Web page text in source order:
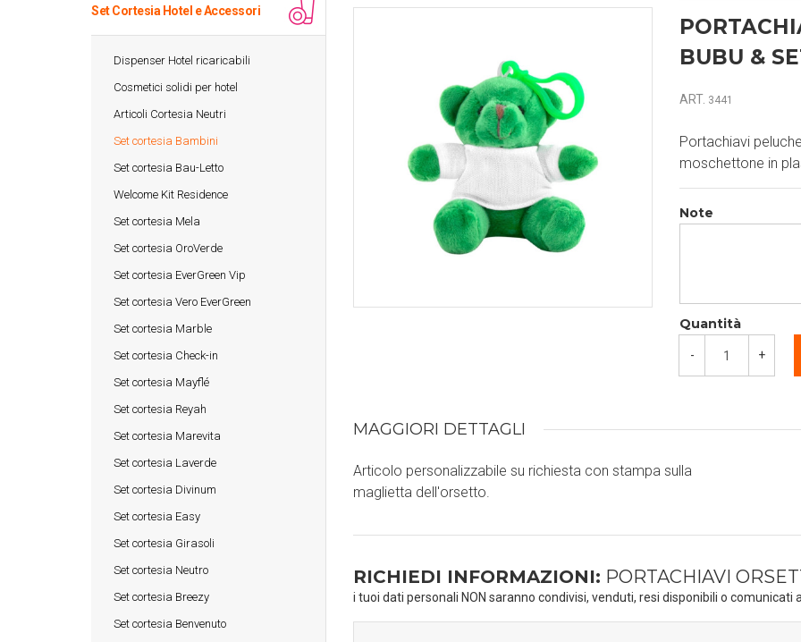
Set Cortesia Hotel e Accessori
Dispenser Hotel ricaricabili
Cosmetici solidi per hotel
Articoli Cortesia Neutri
Set cortesia Bambini
Set cortesia Bau-Letto
Welcome Kit Residence
Set cortesia Mela
Set cortesia OroVerde
Set cortesia EverGreen Vip
Set cortesia Vero EverGreen
Set cortesia Marble
Set cortesia Check-in
Set cortesia Mayflé
Set cortesia Reyah
Set cortesia Marevita
Set cortesia Laverde
Set cortesia Divinum
Set cortesia Easy
Set cortesia Girasoli
Set cortesia Neutro
Set cortesia Breezy
Set cortesia Benvenuto
BUBU &
ART. 3441
Portachiavi
moschettone in
Note
Quantità
- +
MAGGIORI DETTAGLI
Articolo personalizzabile su richiesta con stampa sulla
maglietta dell'orsetto.
RICHIEDI INFORMAZIONI: PORTACHIAVI
i tuoi dati personali NON saranno condivisi, venduti, resi disponibili o comunicati